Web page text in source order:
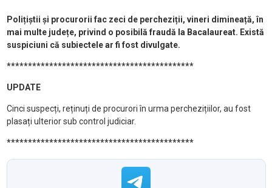
Polițiștii și procurorii fac zeci de percheziții, vineri dimineață, în
mai multe județe, privind o posibilă fraudă la Bacalaureat. Există
suspiciuni că subiectele ar fi fost divulgate.
********************************************
UPDATE
Cinci suspecți, reținuți de procurori în urma perchezițiilor, au fost
plasați ulterior sub control judiciar.
********************************************